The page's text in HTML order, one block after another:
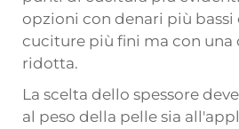
opzioni con denari più bassi
cuciture più fini ma con
ridotta.
La scelta dello spessore
al peso della pelle sia